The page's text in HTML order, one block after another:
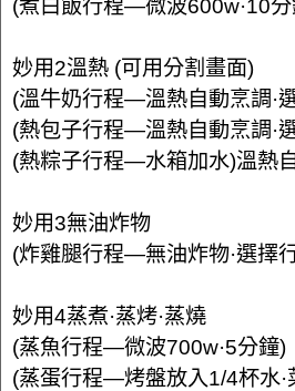
(煮白飯行程—微波600w·10
妙用2溫熱 (可用分割畫面)
(溫牛奶行程—溫熱自動烹調·
(熱包子行程—溫熱自動烹調·
(熱粽子行程—水箱加水)溫熱
妙用3無油炸物
(炸雞腿行程—無油炸物·選擇
妙用4蒸煮·蒸烤·蒸燒
(蒸魚行程—微波700w·5分鐘)
(蒸蛋行程—烤盤放入1/4杯水·